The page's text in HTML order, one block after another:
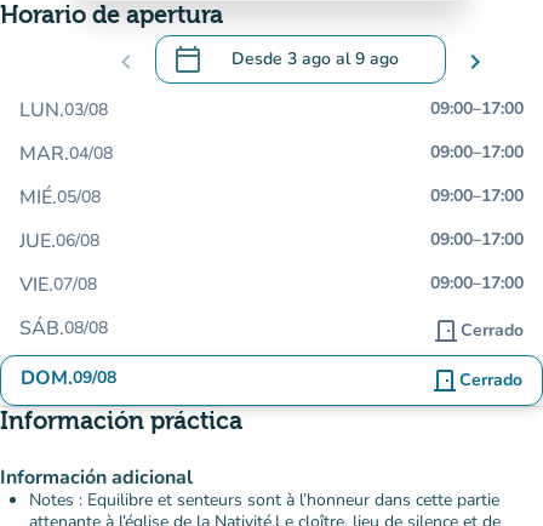
Horario de apertura
chevron_left calendar_today Desde 3 ago al9 ago
.Abra el calendario para cambiar las
chevron_right
LUN.03/08 09:00–17:00
MAR.04/08 09:00–17:00
MIÉ.05/08 09:00–17:00
JUE.06/08 09:00–17:00
VIE.07/08 09:00–17:00
SÁB.08/08 door_front Cerrado
DOM.09/08 door_front Cerrado
Información práctica
Información adicional
Notes : Equilibre et senteurs sont à l’honneur dans cette partie